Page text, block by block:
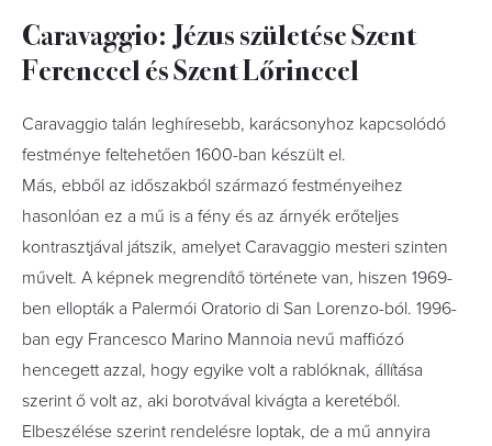
Caravaggio: Jézus születése Szent
Ferenccel és Szent Lőrinccel
Caravaggio talán leghíresebb, karácsonyhoz kapcsolódó
festménye feltehetően 1600-ban készült el.
Más, ebből az időszakból származó festményeihez
hasonlóan ez a mű is a fény és az árnyék erőteljes
kontrasztjával játszik, amelyet Caravaggio mesteri szinten
művelt. A képnek megrendítő története van, hiszen 1969-
ben ellopták a Palermói Oratorio di San Lorenzo-ból. 1996-
ban egy Francesco Marino Mannoia nevű maffiózó
hencegett azzal, hogy egyike volt a rablóknak, állítása
szerint ő volt az, aki borotvával kivágta a keretéből.
Elbeszélése szerint rendelésre loptak, de a mű annyira